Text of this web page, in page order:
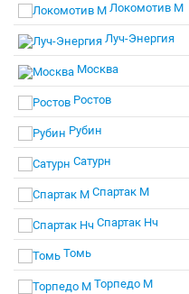
Локомотив М
Луч-Энергия
Москва
Ростов
Рубин
Сатурн
Спартак М
Спартак Нч
Томь
Торпедо М